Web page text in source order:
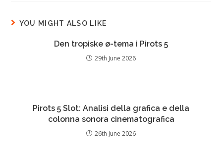
YOU MIGHT ALSO LIKE
Den tropiske ø-tema i Pirots 5
29th June 2026
Pirots 5 Slot: Analisi della grafica e della
colonna sonora cinematografica
26th June 2026